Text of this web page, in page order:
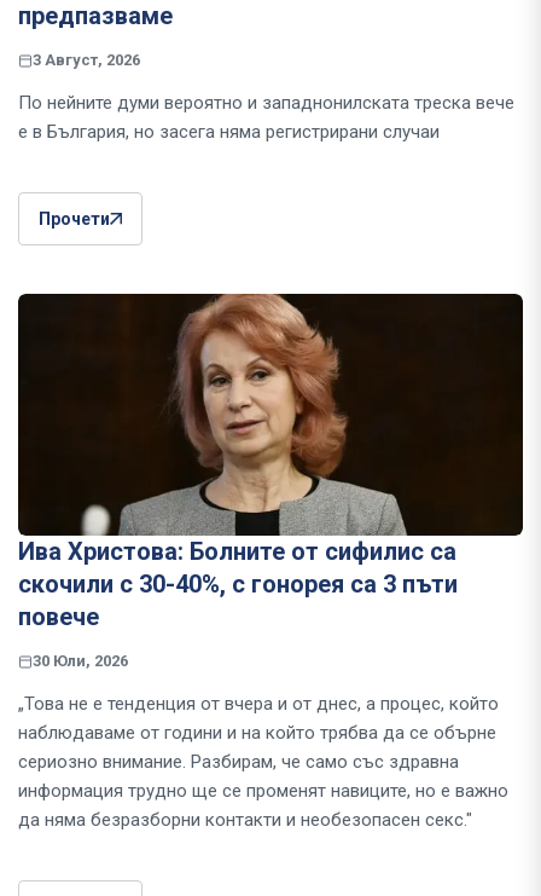
предпазваме
3 Август, 2026
По нейните думи вероятно и западнонилската треска вече
е в България, но засега няма регистрирани случаи
Прочети
Ива Христова: Болните от сифилис са
скочили с 30-40%, с гонорея са 3 пъти
повече
30 Юли, 2026
„Това не е тенденция от вчера и от днес, а процес, който
наблюдаваме от години и на който трябва да се обърне
сериозно внимание. Разбирам, че само със здравна
информация трудно ще се променят навиците, но е важно
да няма безразборни контакти и необезопасен секс."